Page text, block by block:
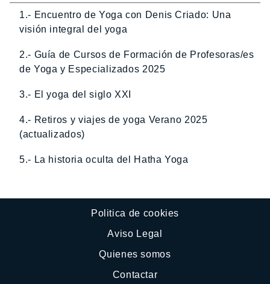
1.- Encuentro de Yoga con Denis Criado: Una
visión integral del yoga
2.- Guía de Cursos de Formación de Profesoras/es
de Yoga y Especializados 2025
3.- El yoga del siglo XXI
4.- Retiros y viajes de yoga Verano 2025
(actualizados)
5.- La historia oculta del Hatha Yoga
Politica de cookies
Aviso Legal
Quienes somos
Contactar